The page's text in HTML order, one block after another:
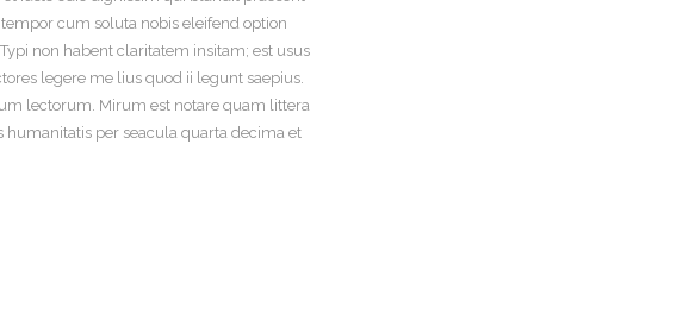
cum soluta nobis eleifend option
non habent claritatem insitam; est usus
legere me lius quod ii legunt saepius.
lectorum. Mirum est notare quam littera
per seacula quarta decima et